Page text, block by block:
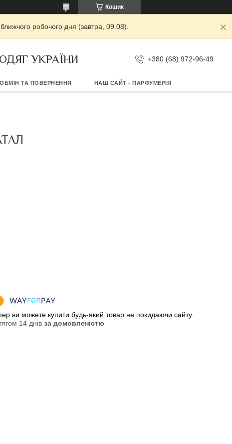
Кошик
робочого дня (завтра, 09.08).
УКРАЇНИ +380 (68) 972-96-49
ОБМІН ТА ПОВЕРНЕННЯ НАШ САЙТ - ПАРФУМЕРІЯ
ви можете купити будь-який товар не покидаючи сайту.
14 днів за домовленістю